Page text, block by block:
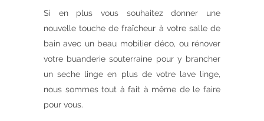
Si en plus vous souhaitez donner une
nouvelle touche de fraîcheur à votre salle de
bain avec un beau mobilier déco, ou rénover
votre buanderie souterraine pour y brancher
un seche linge en plus de votre lave linge,
nous sommes tout à fait à même de le faire
pour vous.